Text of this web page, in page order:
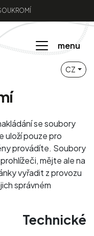
menu
CZ
se soubory
uloží pouze pro
provádíte. Soubory
mějte ale na
vyřadit z provozu
správném
Technické